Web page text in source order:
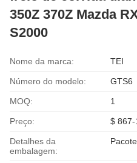
350Z 370Z Mazda
S2000
Nome da marca: TEI
Número do modelo: GTS6
MOQ: 1
Preço: $ 867-
Detalhes da
embalagem: